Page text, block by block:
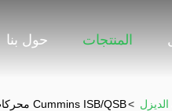
المنتجات حول بنا
>Cummins ISB/QSB محركات محركات الديزل